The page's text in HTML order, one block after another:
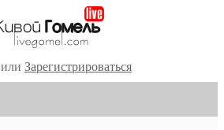
или Зарегистрироваться